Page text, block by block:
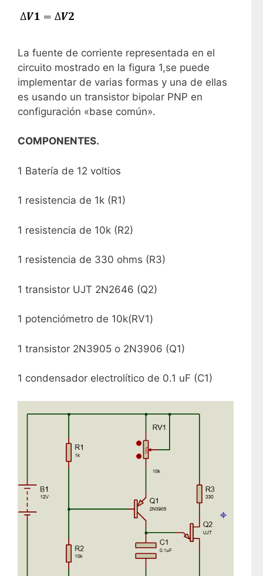
La fuente de corriente representada en el
circuito mostrado en la figura 1,se puede
implementar de varias formas y una de ellas
es usando un transistor bipolar PNP en
configuración «base común».
COMPONENTES.
1 Batería de 12 voltios
1 resistencia de 1k (R1)
1 resistencia de 10k (R2)
1 resistencia de 330 ohms (R3)
1 transistor UJT 2N2646 (Q2)
1 potenciómetro de 10k(RV1)
1 transistor 2N3905 o 2N3906 (Q1)
1 condensador electrolítico de 0.1 uF (C1)